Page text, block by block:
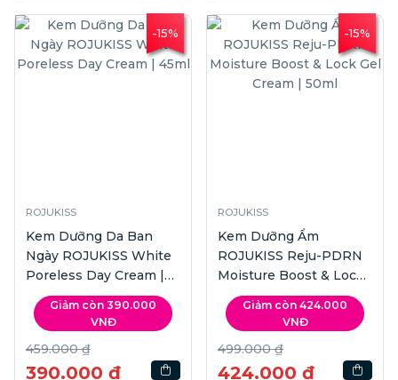
-15%
ROJUKISS
Kem Dưỡng Da Ban
Ngày ROJUKISS White
Poreless Day Cream |
45ml
Giảm còn 390.000
VNĐ
459.000 ₫
390.000 ₫
-15%
ROJUKISS
Kem Dưỡng Ẩm
ROJUKISS Reju-PDRN
Moisture Boost & Lock
Gel Cream | 50ml
Giảm còn 424.000
VNĐ
499.000 ₫
424.000 ₫